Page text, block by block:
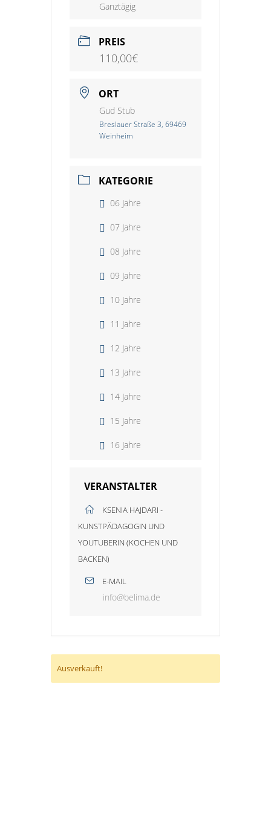
Ganztägig
PREIS
110,00€
ORT
Gud Stub
Breslauer Straße 3, 69469
Weinheim
KATEGORIE
06 Jahre
07 Jahre
08 Jahre
09 Jahre
10 Jahre
11 Jahre
12 Jahre
13 Jahre
14 Jahre
15 Jahre
16 Jahre
VERANSTALTER
KSENIA HAJDARI -
KUNSTPÄDAGOGIN UND
YOUTUBERIN (KOCHEN UND
BACKEN)
E-MAIL
info@belima.de
Ausverkauft!